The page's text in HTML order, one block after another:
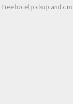
hotel pickup and